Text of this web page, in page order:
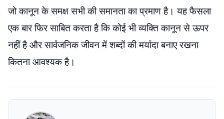
जो कानून के समक्ष सभी की समानता का प्रमाण है। यह फैसला
एक बार फिर साबित करता है कि कोई भी व्यक्ति कानून से ऊपर
नहीं है और सार्वजनिक जीवन में शब्दों की मर्यादा बनाए रखना
कितना आवश्यक है।